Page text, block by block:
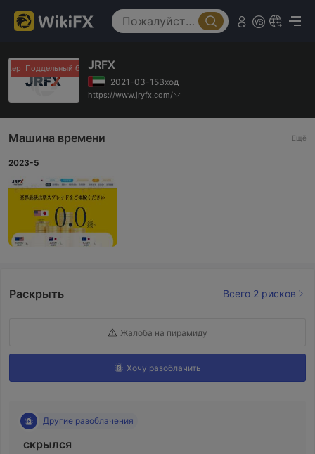
Поддельный брокерJRFX
2021-03-15Вход
https://www.jryfx.com/
Машина времени Ещё
2023-5
Раскрыть Всего 2 рисков
Жалоба на пирамиду
Хочу разоблачить
Другие разоблачения